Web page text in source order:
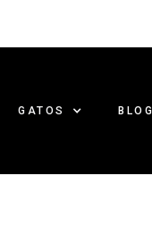
GATOS BLOG